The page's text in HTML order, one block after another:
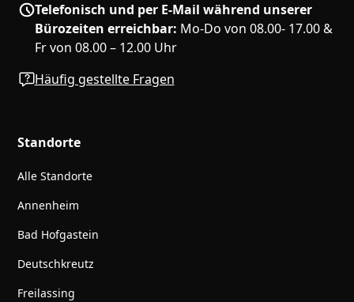
Telefonisch und per E-Mail während unserer
Bürozeiten erreichbar: Mo-Do von 08.00- 17.00 &
Fr von 08.00 – 12.00 Uhr
Häufig gestellte Fragen
Standorte
Alle Standorte
Annenheim
Bad Hofgastein
Deutschkreutz
Freilassing